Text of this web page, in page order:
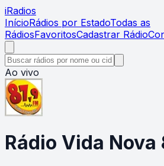
iRadios
InícioRádios por EstadoTodas as
RádiosFavoritosCadastrar Rádio
Ao vivo
Rádio Vida Nova